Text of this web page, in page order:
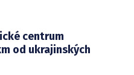
rostoucímu tlaku kvůli
škody, které ukrajinské
Kreml zahnaly do
centrum
od ukrajinských